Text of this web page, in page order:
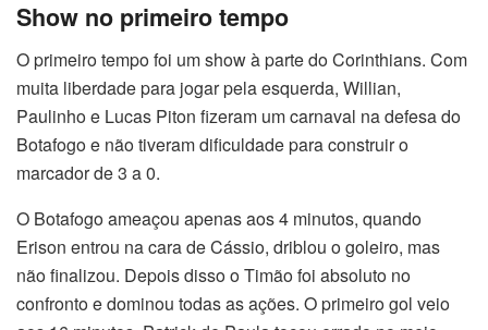
Show no primeiro tempo
O primeiro tempo foi um show à parte do Corinthians. Com
muita liberdade para jogar pela esquerda, Willian,
Paulinho e Lucas Piton fizeram um carnaval na defesa do
Botafogo e não tiveram dificuldade para construir o
marcador de 3 a 0.
O Botafogo ameaçou apenas aos 4 minutos, quando
Erison entrou na cara de Cássio, driblou o goleiro, mas
não finalizou. Depois disso o Timão foi absoluto no
confronto e dominou todas as ações. O primeiro gol veio